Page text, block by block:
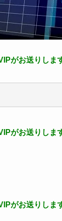
がお送りしま
がお送りしま
がお送りしま